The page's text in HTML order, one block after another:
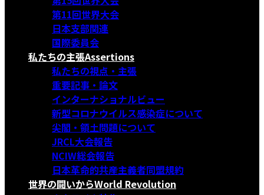
第11回世界大会
日本支部関連
国際委員会
私たちの主張Assertions
私たちの視点・主張
重要記事・論文
インターナショナルビュー
新型コロナウイルス感染症について
尖閣・領土問題について
JRCL大会報告
NCIW総会報告
日本革命的共産主義者同盟規約
世界の闘いからWorld Revolution